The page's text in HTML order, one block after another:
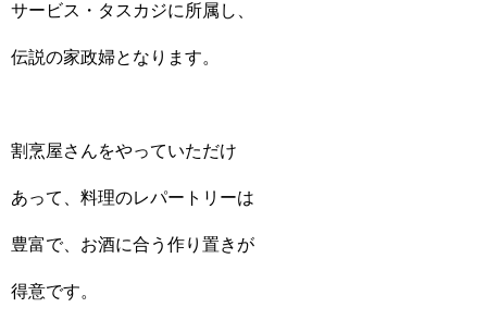
サービス・タスカジに所属し、
伝説の家政婦となります。
割烹屋さんをやっていただけ
あって、料理のレパートリーは
豊富で、お酒に合う作り置きが
得意です。